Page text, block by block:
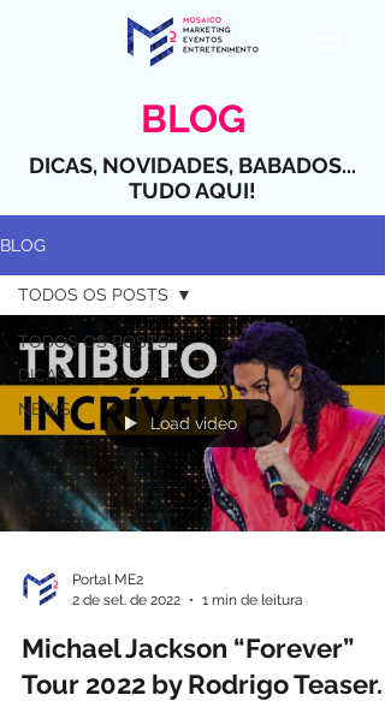
BLOG
DICAS, NOVIDADES, BABADOS...
TUDO AQUI!
BLOG
TODOS OS POSTS
DICAS
NEWS
TODOS OS POSTS
Load video
Portal ME2
2 de set. de 2022
1 min de leitura
Michael Jackson “Forever”
Tour 2022 by Rodrigo Teaser.